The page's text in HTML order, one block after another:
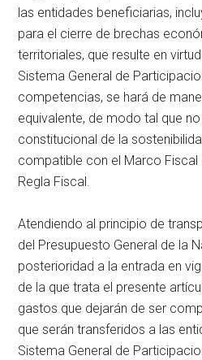
las entidades beneficiarias,
para el cierre de brechas
territoriales, que resulte en
Sistema General de
competencias, se hará de
equivalente, de modo tal que
constitucional de la
compatible con el Marco Fiscal
Regla Fiscal.
Atendiendo al principio de
del Presupuesto General de la
posterioridad a la entrada en
de la que trata el presente
gastos que dejarán de ser
que serán transferidos a las
Sistema General de